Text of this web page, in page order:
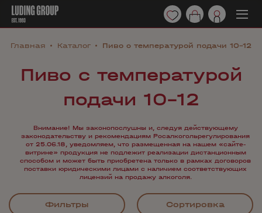
Главная Каталог Пиво с температурой подачи 10-12
Пиво с температурой
подачи 10-12
Внимание! Мы законопослушны и, следуя действующему
законодательству и рекомендациям Росалкогольрегулирования
от 25.06.18, уведомляем, что размещенная на нашем «сайте-
витрине» продукция не подлежит реализации дистанционным
способом и может быть приобретена только в рамках договоров
поставки юридическими лицами с наличием соответствующих
лицензий на продажу алкоголя.
Фильтры Сортировка